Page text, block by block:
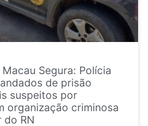
Segura: Polícia
de prisão
suspeitos por
organização criminosa
do RN